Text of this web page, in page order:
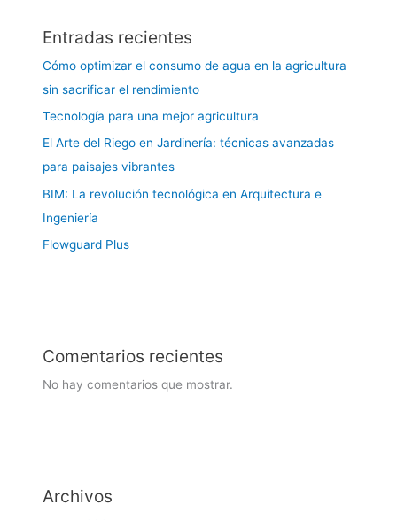
Entradas recientes
Cómo optimizar el consumo de agua en la agricultura
sin sacrificar el rendimiento
Tecnología para una mejor agricultura
El Arte del Riego en Jardinería: técnicas avanzadas
para paisajes vibrantes
BIM: La revolución tecnológica en Arquitectura e
Ingeniería
Flowguard Plus
Comentarios recientes
No hay comentarios que mostrar.
Archivos